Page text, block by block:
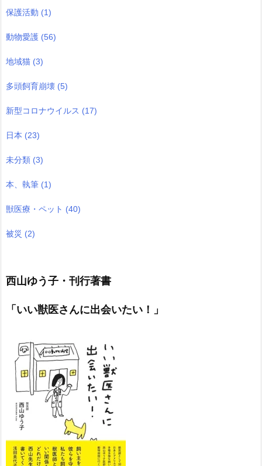
保護活動 (1)
動物愛護 (56)
地域猫 (3)
多頭飼育崩壊 (5)
新型コロナウイルス (17)
日本 (23)
未分類 (3)
本、執筆 (1)
獣医療・ペット (40)
被災 (2)
西山ゆう子・刊行著書
「いい獣医さんに出会いたい！」